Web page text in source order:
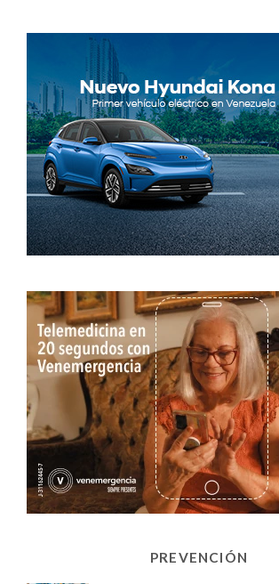
PREVENCIÓN